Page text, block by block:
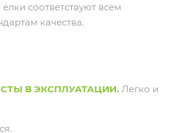
соответствуют всем
качества.
В ЭКСПЛУАТАЦИИ. Легко и